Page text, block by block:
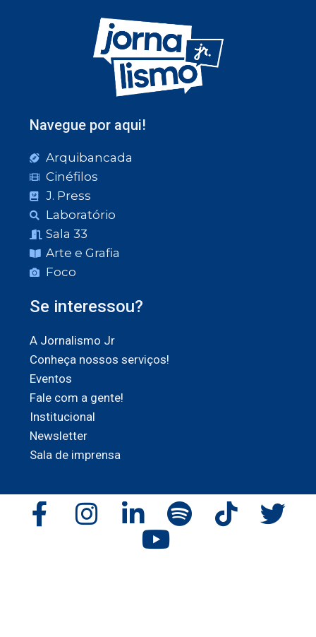
Navegue por aqui!
Arquibancada
Cinéfilos
J. Press
Laboratório
Sala 33
Arte e Grafia
Foco
Se interessou?
A Jornalismo Jr
Conheça nossos serviços!
Eventos
Fale com a gente!
Institucional
Newsletter
Sala de imprensa